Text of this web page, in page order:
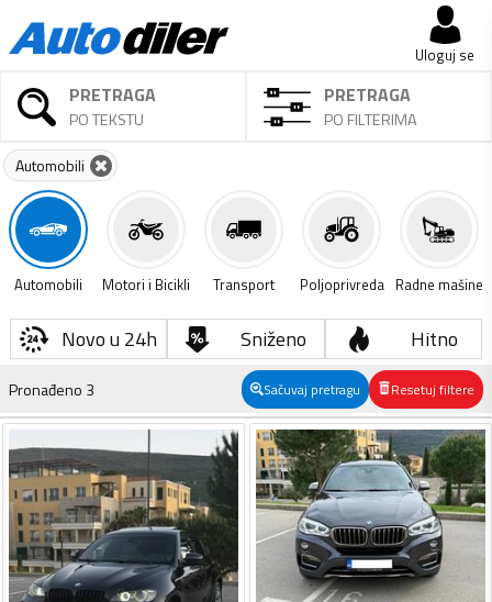
Uloguj se
PRETRAGA
PO TEKSTU
PRETRAGA
PO FILTERIMA
Automobili
Automobili Motori i Bicikli Transport Poljoprivreda Radne mašine
Novo u 24h Sniženo Hitno
Pronađeno 3 Sačuvaj pretragu Resetuj filtere